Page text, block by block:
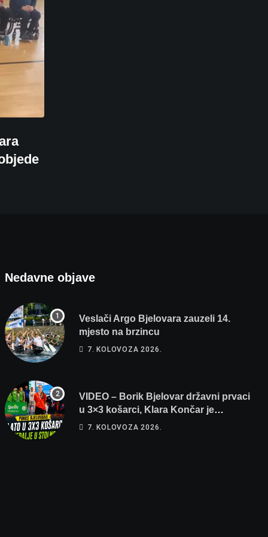
Nedavne objave
Veslači Argo Bjelovara zauzeli 14.
mjesto na brzincu
7. KOLOVOZA 2026.
VIDEO – Borik Bjelovar državni prvaci
u 3×3 košarci, Klara Končar je
prvakinja Hrvatske u stolnom tenisu!
7. KOLOVOZA 2026.